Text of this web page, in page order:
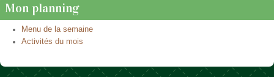
Mon planning
Menu de la semaine
Activités du mois